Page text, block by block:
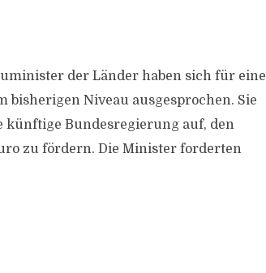
der Länder haben sich für eine
Niveau ausgesprochen. Sie
Bundesregierung auf, den
zu fördern. Die Minister forderten